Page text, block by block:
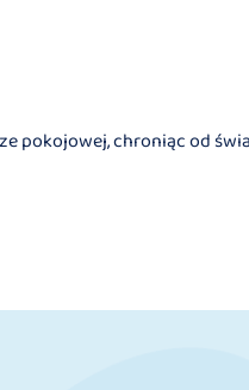
pokojowej, chroniąc od